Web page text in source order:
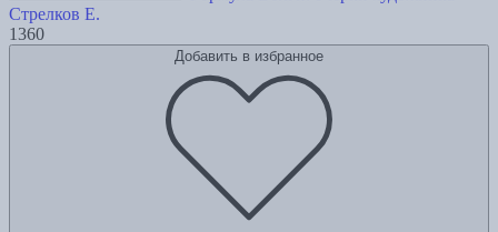
Стрелков Е.
1360
Добавить в избранное